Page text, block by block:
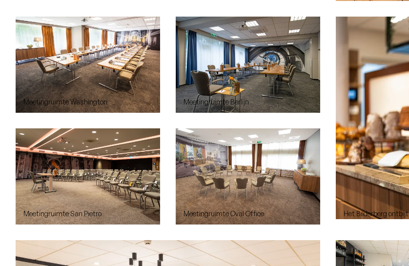
Meetingruimte Washington Meetingruimte Berlijn
Meetingruimte San Pietro Meetingruimte Oval Office Het Bilderberg ontbijt